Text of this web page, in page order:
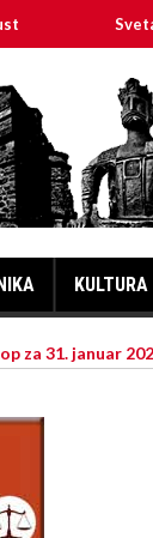
Sveta
KULTURA
za 31. januar